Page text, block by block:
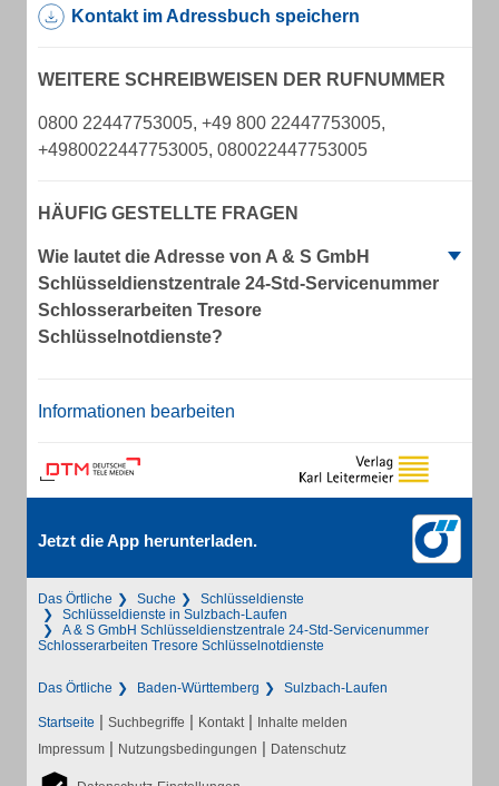
Kontakt im Adressbuch speichern
WEITERE SCHREIBWEISEN DER RUFNUMMER
0800 22447753005, +49 800 22447753005,
+4980022447753005, 080022447753005
HÄUFIG GESTELLTE FRAGEN
Wie lautet die Adresse von A & S GmbH
Schlüsseldienstzentrale 24-Std-Servicenummer
Schlosserarbeiten Tresore
Schlüsselnotdienste?
Informationen bearbeiten
Jetzt die App herunterladen.
Das Örtliche Suche
Schlüsseldienste
Schlüsseldienste in Sulzbach-Laufen
A & S GmbH Schlüsseldienstzentrale 24-Std-Servicenummer
Schlosserarbeiten Tresore Schlüsselnotdienste
Das Örtliche Baden-Württemberg Sulzbach-Laufen
Startseite | Suchbegriffe | Kontakt | Inhalte melden
Impressum | Nutzungsbedingungen | Datenschutz